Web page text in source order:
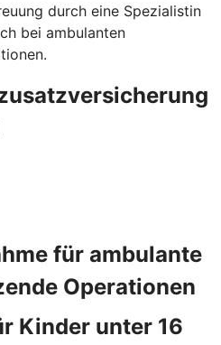
durch eine Spezialistin
bei ambulanten
für ambulante
Operationen
Kinder unter 16